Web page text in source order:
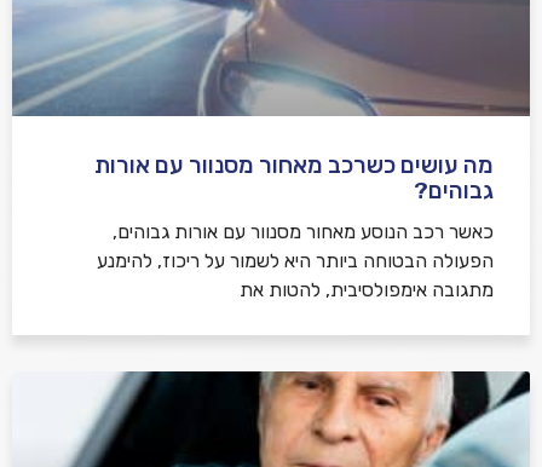
מה עושים כשרכב מאחור מסנוור עם אורות
גבוהים?
כאשר רכב הנוסע מאחור מסנוור עם אורות גבוהים,
הפעולה הבטוחה ביותר היא לשמור על ריכוז, להימנע
מתגובה אימפולסיבית, להטות את